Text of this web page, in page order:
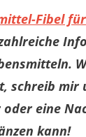
Fibel für
schreib mir
eine
kann!